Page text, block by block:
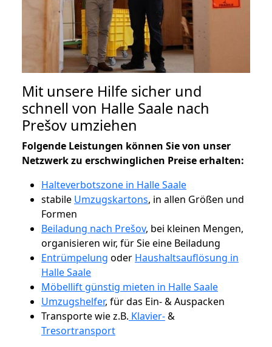
Mit unsere Hilfe sicher und
schnell von Halle Saale nach
Prešov umziehen
Folgende Leistungen können Sie von unser
Netzwerk zu erschwinglichen Preise erhalten:
Halteverbotszone in Halle Saale
stabile Umzugskartons, in allen Größen und
Formen
Beiladung nach Prešov, bei kleinen Mengen,
organisieren wir, für Sie eine Beiladung
Entrümpelung oder Haushaltsauflösung in
Halle Saale
Möbellift günstig mieten in Halle Saale
Umzugshelfer, für das Ein- & Auspacken
Transporte wie z.B. Klavier-&
Tresortransport